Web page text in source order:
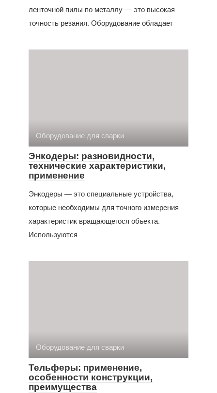
ленточной пилы по металлу — это высокая
точность резания. Оборудование обладает
Оборудование для сварки
Энкодеры: разновидности,
технические характеристики,
применение
Энкодеры — это специальные устройства,
которые необходимы для точного измерения
характеристик вращающегося объекта.
Используются
Оборудование для сварки
Тельферы: применение,
особенности конструкции,
преимущества